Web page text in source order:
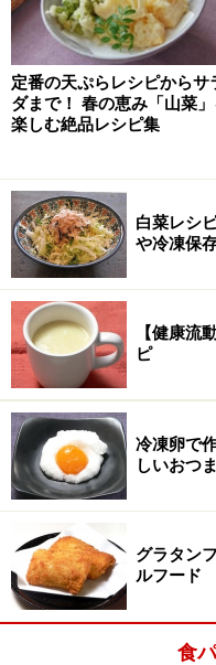
炊飯器パン簡単
順
■炊飯器で食パンを作る
1
粉類を混ぜる
内釜に強力粉、スキム
れて、泡だて器でグル
定番の天ぷらレシピからサ
ダまで！ 春の恵み「山菜
楽しむ絶品レシピ集
白菜レシ
や冷凍保
【健康流
ピ
冷凍卵で
しいおつ
グラタン
ルフード
食